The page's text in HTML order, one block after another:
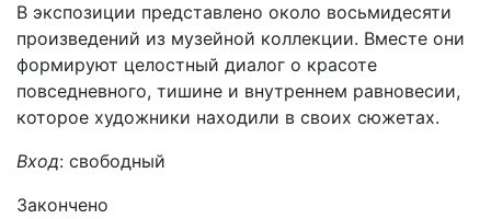
В экспозиции представлено около восьмидесяти
произведений из музейной коллекции. Вместе они
формируют целостный диалог о красоте
повседневного, тишине и внутреннем равновесии,
которое художники находили в своих сюжетах.
Вход: свободный
Закончено